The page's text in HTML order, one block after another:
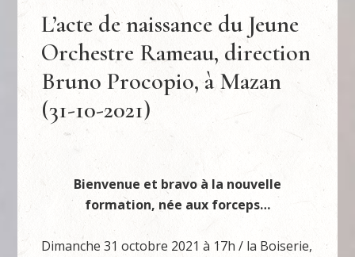
L’acte de naissance du Jeune
Orchestre Rameau, direction
Bruno Procopio, à Mazan
(31-10-2021)
Bienvenue et bravo à la nouvelle
formation, née aux forceps…
Dimanche 31 octobre 2021 à 17h / la Boiserie,